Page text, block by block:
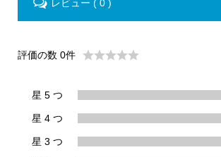
レビュー ( 0 )
評価の数 0件
星 5 つ
星 4 つ
星 3 つ